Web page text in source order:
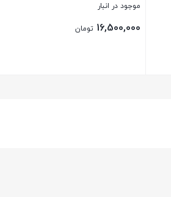
موجود در انبار
16,500,000 تومان